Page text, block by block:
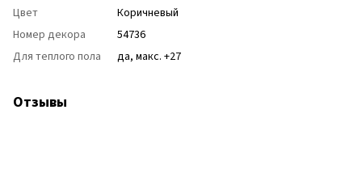
Цвет
Коричневый
Номер декора
54736
Для теплого пола
да, макс. +27
Отзывы